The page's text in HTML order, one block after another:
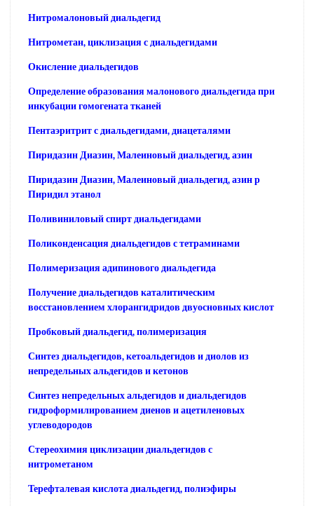
Нитромалоновый диальдегид
Нитрометан, циклизация с диальдегидами
Окисление диальдегидов
Определение образования малонового диальдегида при
инкубации гомогената тканей
Пентаэритрит с диальдегидами, диацеталями
Пиридазин Диазин, Малеиновый диальдегид, азин
Пиридазин Диазин, Малеиновый диальдегид, азин р
Пиридил этанол
Поливиниловый спирт диальдегидами
Поликонденсация диальдегидов с тетраминами
Полимеризация адипинового диальдегида
Получение диальдегидов каталитическим
восстановлением хлорангидридов двуосновных кислот
Пробковый диальдегид, полимеризация
Синтез диальдегидов, кетоальдегидов и диолов из
непредельных альдегидов и кетонов
Синтез непредельных альдегидов и диальдегидов
гидроформилированием диенов и ацетиленовых
углеводородов
Стереохимия циклизации диальдегидов с
нитрометаном
Терефталевая кислота диальдегид, полиэфиры